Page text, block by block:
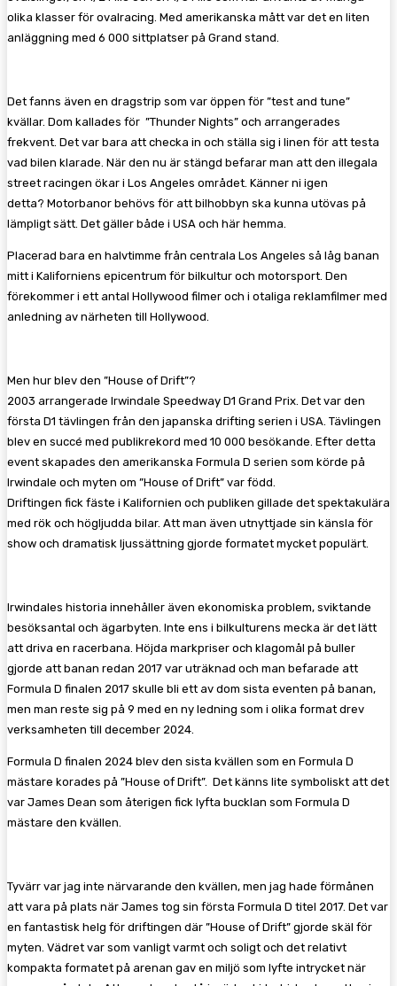
olika klasser för ovalracing. Med amerikanska mått var det en liten
anläggning med 6 000 sittplatser på Grand stand.
Det fanns även en dragstrip som var öppen för ”test and tune”
kvällar. Dom kallades för ”Thunder Nights” och arrangerades
frekvent. Det var bara att checka in och ställa sig i linen för att testa
vad bilen klarade. När den nu är stängd befarar man att den illegala
street racingen ökar i Los Angeles området. Känner ni igen
detta? Motorbanor behövs för att bilhobbyn ska kunna utövas på
lämpligt sätt. Det gäller både i USA och här hemma.
Placerad bara en halvtimme från centrala Los Angeles så låg banan
mitt i Kaliforniens epicentrum för bilkultur och motorsport. Den
förekommer i ett antal Hollywood filmer och i otaliga reklamfilmer med
anledning av närheten till Hollywood.
Men hur blev den ”House of Drift”?
2003 arrangerade Irwindale Speedway D1 Grand Prix. Det var den
första D1 tävlingen från den japanska drifting serien i USA. Tävlingen
blev en succé med publikrekord med 10 000 besökande. Efter detta
event skapades den amerikanska Formula D serien som körde på
Irwindale och myten om ”House of Drift” var född.
Driftingen fick fäste i Kalifornien och publiken gillade det spektakulära
med rök och högljudda bilar. Att man även utnyttjade sin känsla för
show och dramatisk ljussättning gjorde formatet mycket populärt.
Irwindales historia innehåller även ekonomiska problem, sviktande
besöksantal och ägarbyten. Inte ens i bilkulturens mecka är det lätt
att driva en racerbana. Höjda markpriser och klagomål på buller
gjorde att banan redan 2017 var uträknad och man befarade att
Formula D finalen 2017 skulle bli ett av dom sista eventen på banan,
men man reste sig på 9 med en ny ledning som i olika format drev
verksamheten till december 2024.
Formula D finalen 2024 blev den sista kvällen som en Formula D
mästare korades på ”House of Drift”. Det känns lite symboliskt att det
var James Dean som återigen fick lyfta bucklan som Formula D
mästare den kvällen.
Tyvärr var jag inte närvarande den kvällen, men jag hade förmånen
att vara på plats när James tog sin första Formula D titel 2017. Det var
en fantastisk helg för driftingen där ”House of Drift” gjorde skäl för
myten. Vädret var som vanligt varmt och soligt och det relativt
kompakta formatet på arenan gav en miljö som lyfte intrycket när